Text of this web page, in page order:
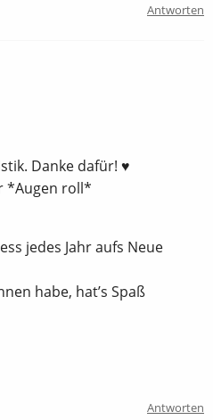
Antworten
Danke dafür! ♥
*Augen roll*
jedes Jahr aufs Neue
habe, hat’s Spaß
Antworten